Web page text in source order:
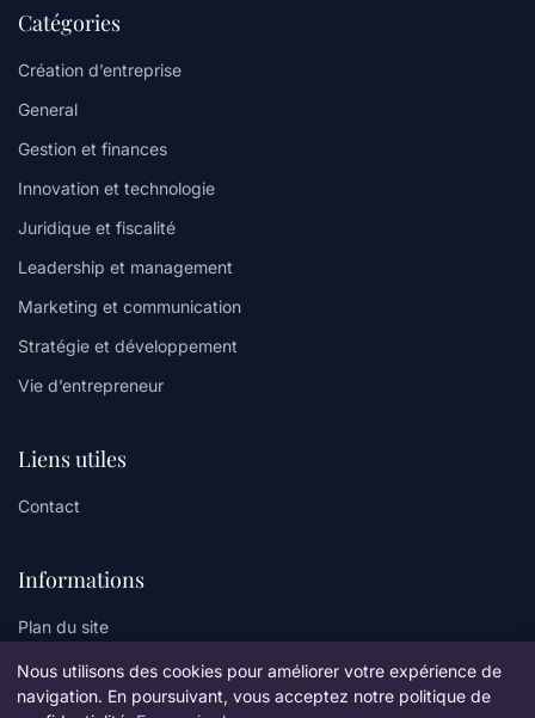
Catégories
Création d’entreprise
General
Gestion et finances
Innovation et technologie
Juridique et fiscalité
Leadership et management
Marketing et communication
Stratégie et développement
Vie d’entrepreneur
Liens utiles
Contact
Informations
Plan du site
Nous utilisons des cookies pour améliorer votre expérience de
navigation. En poursuivant, vous acceptez notre politique de